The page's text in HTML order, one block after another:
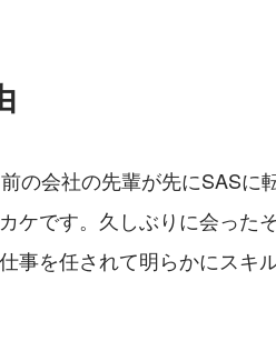
の会社の先輩が先にSASに
ケです。久しぶりに会った
事を任されて明らかにスキ